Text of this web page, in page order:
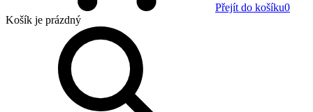
Přejít do košíku0
Košík je prázdný